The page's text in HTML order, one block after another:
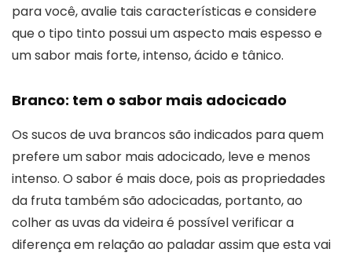
para você, avalie tais características e considere
que o tipo tinto possui um aspecto mais espesso e
um sabor mais forte, intenso, ácido e tânico.
Branco: tem o sabor mais adocicado
Os sucos de uva brancos são indicados para quem
prefere um sabor mais adocicado, leve e menos
intenso. O sabor é mais doce, pois as propriedades
da fruta também são adocicadas, portanto, ao
colher as uvas da videira é possível verificar a
diferença em relação ao paladar assim que esta vai